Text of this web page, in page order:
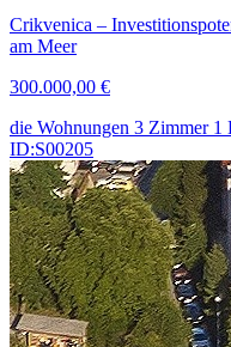
Crikvenica –
am Meer
300.000,00 €
die Wohnungen 3 Zimmer 1
ID:S00205